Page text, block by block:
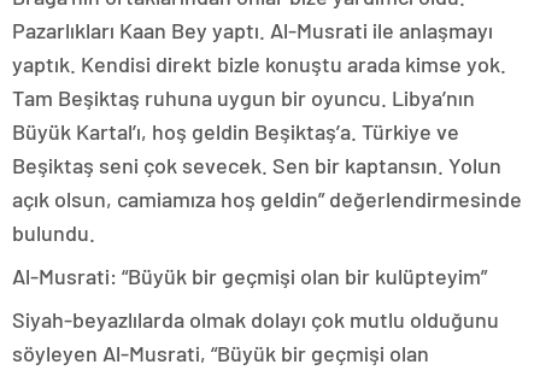
Pazarlıkları Kaan Bey yaptı. Al-Musrati ile anlaşmayı
yaptık. Kendisi direkt bizle konuştu arada kimse yok.
Tam Beşiktaş ruhuna uygun bir oyuncu. Libya’nın
Büyük Kartal’ı, hoş geldin Beşiktaş’a. Türkiye ve
Beşiktaş seni çok sevecek. Sen bir kaptansın. Yolun
açık olsun, camiamıza hoş geldin” değerlendirmesinde
bulundu.
Al-Musrati: “Büyük bir geçmişi olan bir kulüpteyim”
Siyah-beyazlılarda olmak dolayı çok mutlu olduğunu
söyleyen Al-Musrati, “Büyük bir geçmişi olan